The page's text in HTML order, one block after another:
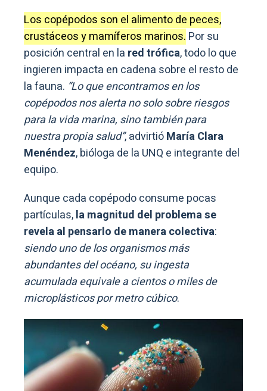
Los copépodos son el alimento de peces,
crustáceos y mamíferos marinos. Por su
posición central en la red trófica, todo lo que
ingieren impacta en cadena sobre el resto de
la fauna. “Lo que encontramos en los
copépodos nos alerta no solo sobre riesgos
para la vida marina, sino también para
nuestra propia salud”, advirtióMaría Clara
Menéndez, bióloga de la UNQ e integrante del
equipo.
Aunque cada copépodo consume pocas
partículas,la magnitud del problema se
revela al pensarlo de manera colectiva:
siendo uno de los organismos más
abundantes del océano, su ingesta
acumulada equivale a cientos o miles de
microplásticos por metro cúbico.